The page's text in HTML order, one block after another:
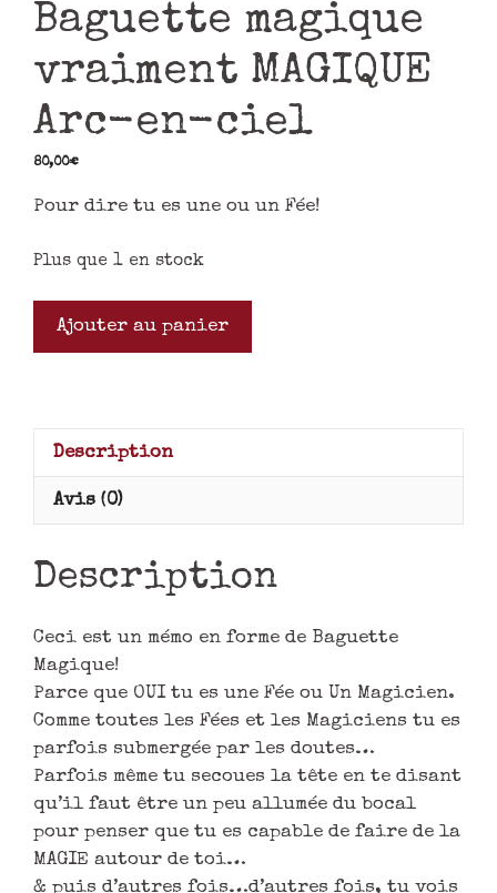
Baguette magique
vraiment MAGIQUE
Arc-en-ciel
80,00€
Pour dire tu es une ou un Fée!
Plus que 1 en stock
Ajouter au panier
Description
Avis (0)
Description
Ceci est un mémo en forme de Baguette
Magique!
Parce que OUI tu es une Fée ou Un Magicien.
Comme toutes les Fées et les Magiciens tu es
parfois submergée par les doutes…
Parfois même tu secoues la tête en te disant
qu’il faut être un peu allumée du bocal
pour penser que tu es capable de faire de la
MAGIE autour de toi…
& puis d’autres fois…d’autres fois, tu vois